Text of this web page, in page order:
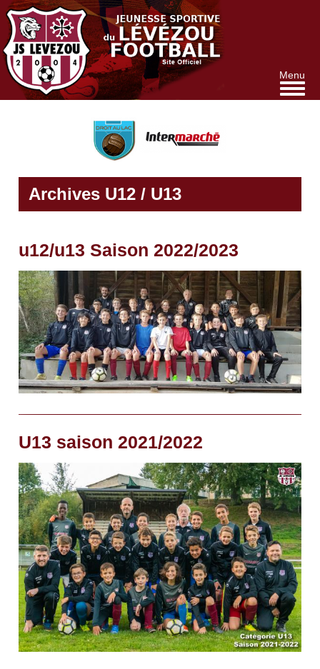
Aller
au
contenu
principal
Menu
Archives U12 / U13
u12/u13 Saison 2022/2023
U13 saison 2021/2022